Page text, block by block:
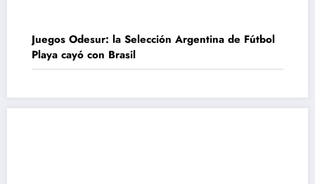
Juegos Odesur: la Selección Argentina de Fútbol
Playa cayó con Brasil